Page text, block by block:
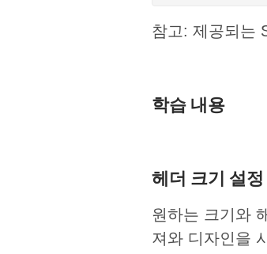
참고: 제공되는
학습 내용
헤더 크기 설정
원하는 크기와
져와 디자인을